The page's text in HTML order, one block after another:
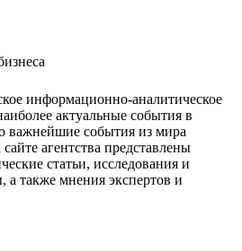
информационно-аналитическое
актуальные события в
важнейшие события из мира
агентства представлены
статьи, исследования и
а также мнения экспертов и